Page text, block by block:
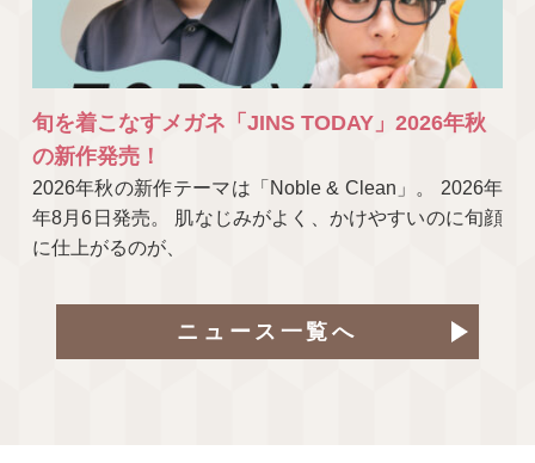
旬を着こなすメガネ「JINS TODAY」2026年秋
の新作発売！
2026年秋の新作テーマは「Noble & Clean」。 2026年
年8月6日発売。 肌なじみがよく、かけやすいのに旬顔
に仕上がるのが、
ニュース一覧へ